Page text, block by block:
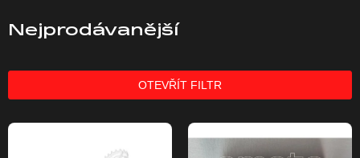
Nejprodávanější
OTEVŘÍT FILTR
V